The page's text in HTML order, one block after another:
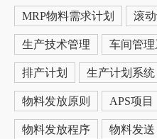
MRP物料需求计划 滚
生产技术管理 车间管
排产计划 生产计划系统
物料发放原则 APS项目
物料发放程序 物料发送